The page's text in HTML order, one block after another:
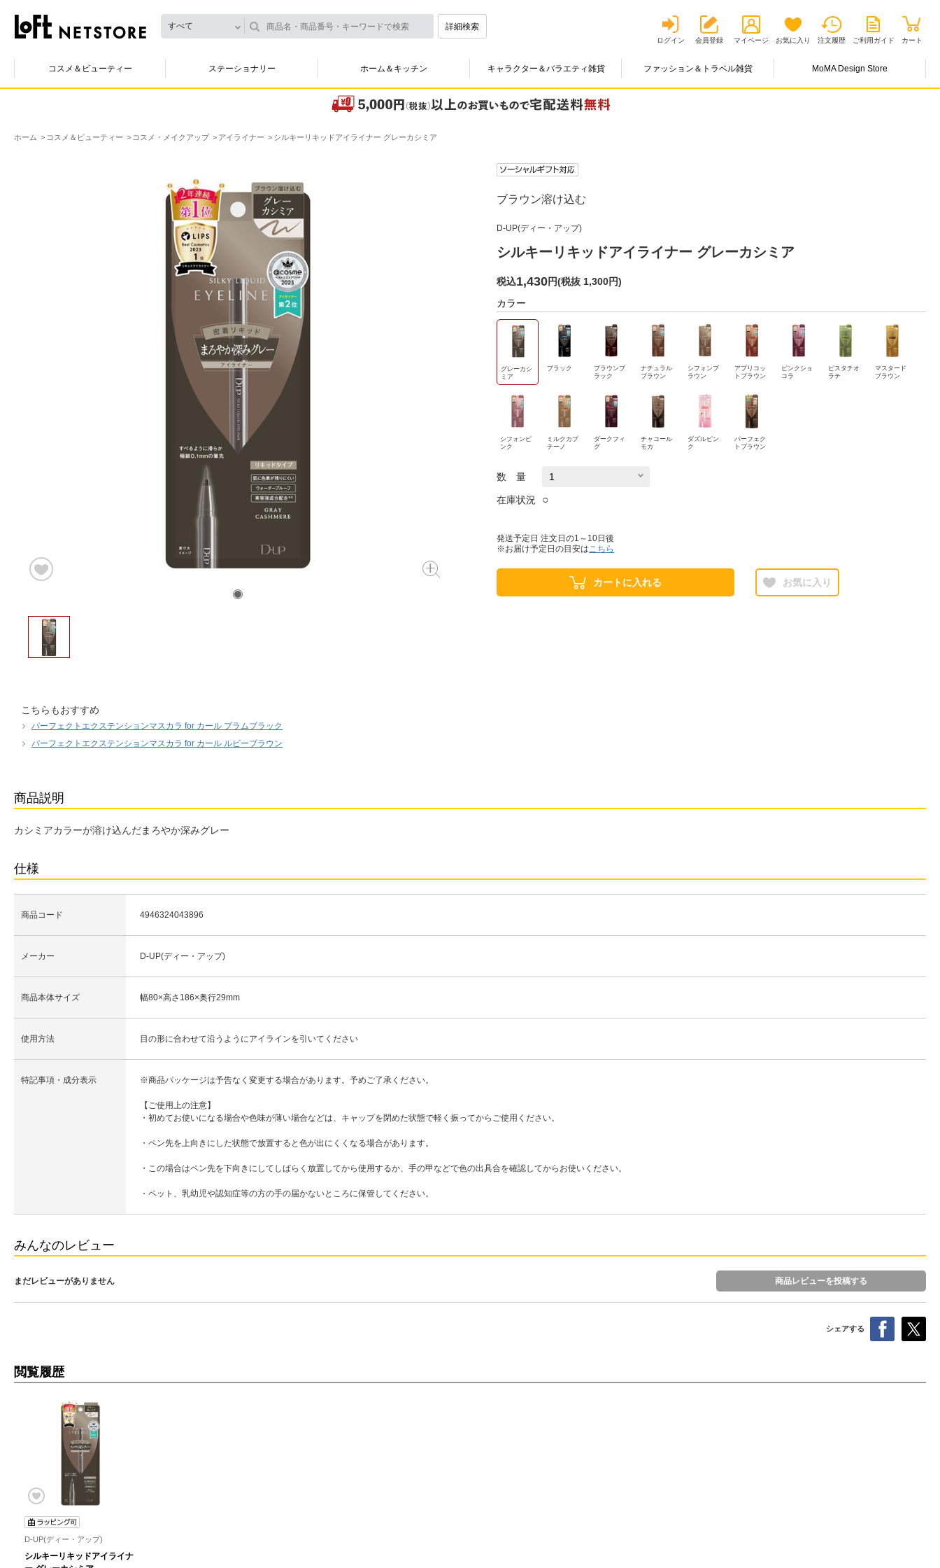
すべて 詳細検索
ログイン 会員登録 マイページ お気に入り 注文履歴 ご利用ガイド カート
コスメ＆ビューティー ステーショナリー ホーム＆キッチン キャラクター＆バラエティ雑貨 ファッション＆トラベル雑貨 MoMA Design Store
ホーム コスメ＆ビューティー コスメ・メイクアップ アイライナー シルキーリキッドアイライナー グレーカシミア
ブラウン溶け込む
D-UP(ディー・アップ)
シルキーリキッドアイライナー グレーカシミア
税込1,430円(税抜 1,300円)
カラー
グレーカシ
ミア
ブラック
ブラウンブ
ラック
ナチュラル
ブラウン
シフォンブ
ラウン
アプリコッ
トブラウン
ピンクショ
コラ
ピスタチオ
ラテ
マスタード
ブラウン
シフォンピ
ンク
ミルクカプ
チーノ
ダークフィ
グ
チャコール
モカ
ダズルピン
ク
パーフェク
トブラウン
数 量
在庫状況 ○
発送予定日 注文日の1～10日後
※お届け予定日の目安はこちら
カートに入れる お気に入り
こちらもおすすめ
パーフェクトエクステンションマスカラ for カール プラムブラック
パーフェクトエクステンションマスカラ for カール ルビーブラウン
商品説明
カシミアカラーが溶け込んだまろやか深みグレー
仕様
商品コード 4946324043896
メーカー D-UP(ディー・アップ)
商品本体サイズ 幅80×高さ186×奥行29mm
使用方法 目の形に合わせて沿うようにアイラインを引いてください
特記事項・成分表示 ※商品パッケージは予告なく変更する場合があります。予めご了承ください。
【ご使用上の注意】
・初めてお使いになる場合や色味が薄い場合などは、キャップを閉めた状態で軽く振ってからご使用ください。
・ペン先を上向きにした状態で放置すると色が出にくくなる場合があります。
・この場合はペン先を下向きにしてしばらく放置してから使用するか、手の甲などで色の出具合を確認してからお使いください。
・ペット、乳幼児や認知症等の方の手の届かないところに保管してください。
みんなのレビュー
まだレビューがありません 商品レビューを投稿する
シェアする
閲覧履歴
D-UP(ディー・アップ)
シルキーリキッドアイライナ